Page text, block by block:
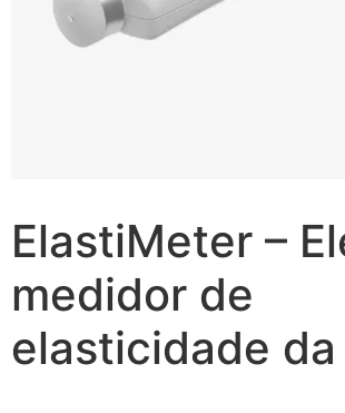
ElastiMeter –
medidor de
elasticidade